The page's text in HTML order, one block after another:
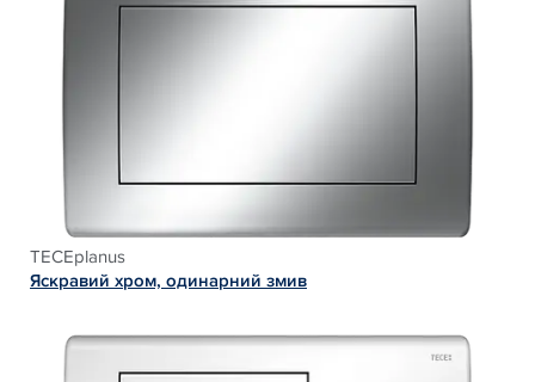
TECEplanus
Яскравий хром, одинарний змив